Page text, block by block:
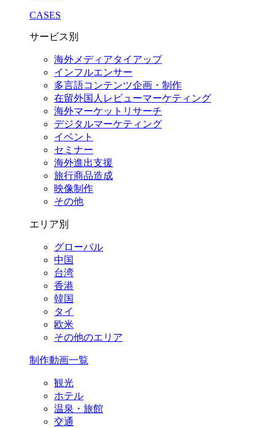
CASES
サービス別
海外メディアタイアップ
インフルエンサー
多言語コンテンツ企画・制作
在留外国⼈レビューマーケティング
海外マーケットリサーチ
デジタルマーケティング
イベント
セミナー
海外進出支援
旅行商品造成
映像制作
その他
エリア別
グローバル
中国
台湾
香港
韓国
タイ
欧米
その他のエリア
制作動画一覧
観光
ホテル
温泉・旅館
交通